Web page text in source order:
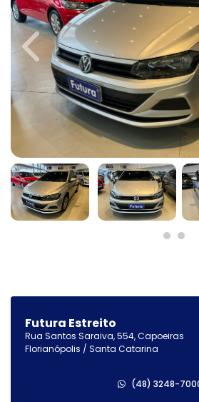
Previous
Futura Estreito
Rua Santos Saraiva, 554, Capoeiras
Florianópolis / Santa Catarina
(48) 3248-